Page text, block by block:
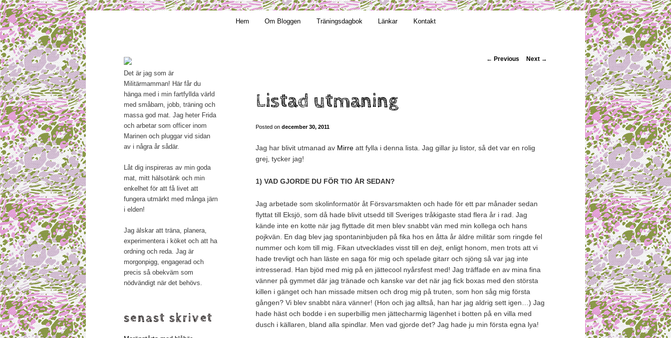
Mamma, militär och märkbart obekväm
Hem Om Bloggen Träningsdagbok Länkar Kontakt
Post navigation
← Previous Next →
Listad utmaning
Posted on december 30, 2011
Jag har blivit utmanad av Mirre att fylla i denna lista. Jag gillar ju listor, så det var en rolig
grej, tycker jag!
1) VAD GJORDE DU FÖR TIO ÅR SEDAN?
Jag arbetade som skolinformatör åt Försvarsmakten och hade för ett par månader sedan
flyttat till Eksjö, som då hade blivit utsedd till Sveriges tråkigaste stad flera år i rad. Jag
kände inte en kotte när jag flyttade dit men blev snabbt vän med min kollega och hans
pojkvän. En dag blev jag spontaninbjuden på fika hos en åtta år äldre militär som ringde fel
nummer och kom till mig. Fikan utvecklades visst till en dejt, enligt honom, men trots att vi
hade trevligt och han läste en saga för mig och spelade gitarr och sjöng så var jag inte
intresserad. Han bjöd med mig på en jättecool nyårsfest med! Jag träffade en av mina fina
vänner på gymmet där jag tränade och kanske var det när jag fick boxas med den största
killen i gänget och han missade mitsen och drog mig på truten, som hon såg mig första
gången? Vi blev snabbt nära vänner! (Hon och jag alltså, han har jag aldrig sett igen…) Jag
hade häst och bodde i en superbillig men jättecharmig lägenhet i botten på en villa med
dusch i källaren, bland alla spindlar. Men vad gjorde det? Jag hade ju min första egna lya!
Det är jag som är
Militärmamman! Här får du
hänga med i min fartfyllda värld
med småbarn, jobb, träning och
massa god mat. Jag heter Frida
och arbetar som officer inom
Marinen och pluggar vid sidan
av i några år sådär.
Låt dig inspireras av min goda
mat, mitt hälsotänk och min
enkelhet för att få livet att
fungera utmärkt med många järn
i elden!
Jag älskar att träna, planera,
experimentera i köket och att ha
ordning och reda. Jag är
morgonpigg, engagerad och
precis så obekväm som
nödvändigt när det behövs.
senast skrivet